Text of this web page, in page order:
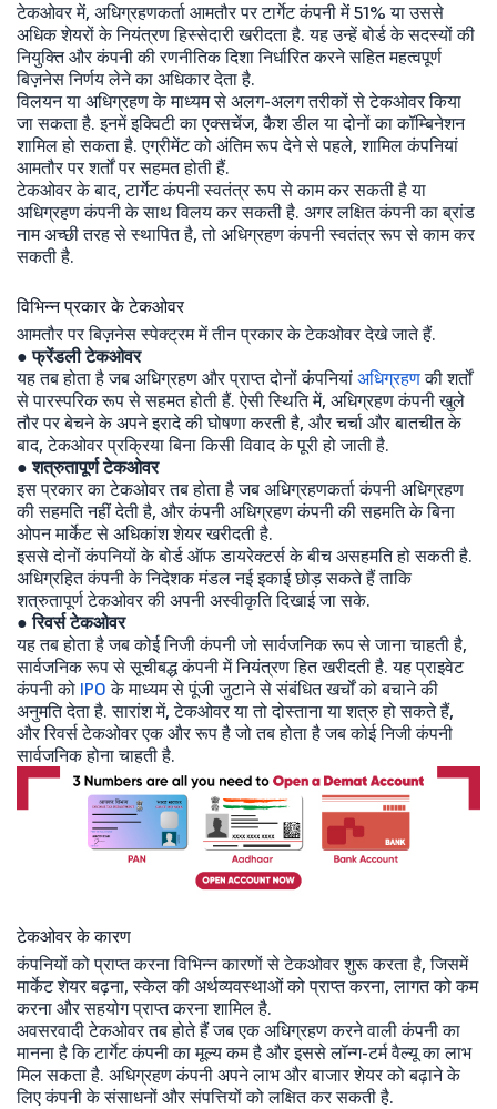
टेकओवर में, अधिग्रहणकर्ता आमतौर पर टार्गेट कंपनी में 51% या उससे
अधिक शेयरों के नियंत्रण हिस्सेदारी खरीदता है. यह उन्हें बोर्ड के सदस्यों की
नियुक्ति और कंपनी की रणनीतिक दिशा निर्धारित करने सहित महत्वपूर्ण
बिज़नेस निर्णय लेने का अधिकार देता है.
विलयन या अधिग्रहण के माध्यम से अलग-अलग तरीकों से टेकओवर किया
जा सकता है. इनमें इक्विटी का एक्सचेंज, कैश डील या दोनों का कॉम्बिनेशन
शामिल हो सकता है. एग्रीमेंट को अंतिम रूप देने से पहले, शामिल कंपनियां
आमतौर पर शर्तों पर सहमत होती हैं.
टेकओवर के बाद, टार्गेट कंपनी स्वतंत्र रूप से काम कर सकती है या
अधिग्रहण कंपनी के साथ विलय कर सकती है. अगर लक्षित कंपनी का ब्रांड
नाम अच्छी तरह से स्थापित है, तो अधिग्रहण कंपनी स्वतंत्र रूप से काम कर
सकती है.
विभिन्न प्रकार के टेकओवर
आमतौर पर बिज़नेस स्पेक्ट्रम में तीन प्रकार के टेकओवर देखे जाते हैं.
● फ्रेंडली टेकओवर
यह तब होता है जब अधिग्रहण और प्राप्त दोनों कंपनियां अधिग्रहणकी शर्तों
से पारस्परिक रूप से सहमत होती हैं. ऐसी स्थिति में, अधिग्रहण कंपनी खुले
तौर पर बेचने के अपने इरादे की घोषणा करती है, और चर्चा और बातचीत के
बाद, टेकओवर प्रक्रिया बिना किसी विवाद के पूरी हो जाती है.
●शत्रुतापूर्ण टेकओवर
इस प्रकार का टेकओवर तब होता है जब अधिग्रहणकर्ता कंपनी अधिग्रहण
की सहमति नहीं देती है, और कंपनी अधिग्रहण कंपनी की सहमति के बिना
ओपन मार्केट से अधिकांश शेयर खरीदती है.
इससे दोनों कंपनियों के बोर्ड ऑफ डायरेक्टर्स के बीच असहमति हो सकती है.
अधिग्रहित कंपनी के निदेशक मंडल नई इकाई छोड़ सकते हैं ताकि
शत्रुतापूर्ण टेकओवर की अपनी अस्वीकृति दिखाई जा सके.
●रिवर्स टेकओवर
यह तब होता है जब कोई निजी कंपनी जो सार्वजनिक रूप से जाना चाहती है,
सार्वजनिक रूप से सूचीबद्ध कंपनी में नियंत्रण हित खरीदती है. यह प्राइवेट
कंपनी को IPO के माध्यम से पूंजी जुटाने से संबंधित खर्चों को बचाने की
अनुमति देता है. सारांश में, टेकओवर या तो दोस्ताना या शत्रु हो सकते हैं,
और रिवर्स टेकओवर एक और रूप है जो तब होता है जब कोई निजी कंपनी
सार्वजनिक होना चाहती है.
टेकओवर के कारण
कंपनियों को प्राप्त करना विभिन्न कारणों से टेकओवर शुरू करता है, जिसमें
मार्केट शेयर बढ़ना, स्केल की अर्थव्यवस्थाओं को प्राप्त करना, लागत को कम
करना और सहयोग प्राप्त करना शामिल है.
अवसरवादी टेकओवर तब होते हैं जब एक अधिग्रहण करने वाली कंपनी का
मानना है कि टार्गेट कंपनी का मूल्य कम है और इससे लॉन्ग-टर्म वैल्यू का लाभ
मिल सकता है. अधिग्रहण कंपनी अपने लाभ और बाजार शेयर को बढ़ाने के
लिए कंपनी के संसाधनों और संपत्तियों को लक्षित कर सकती है.